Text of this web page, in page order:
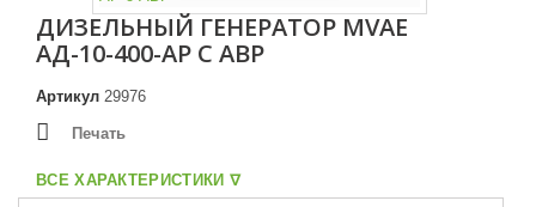
ДИЗЕЛЬНЫЙ ГЕНЕРАТОР MVAE
АД-10-400-АР С АВР
Артикул 29976
Печать
ВСЕ ХАРАКТЕРИСТИКИ ᐁ